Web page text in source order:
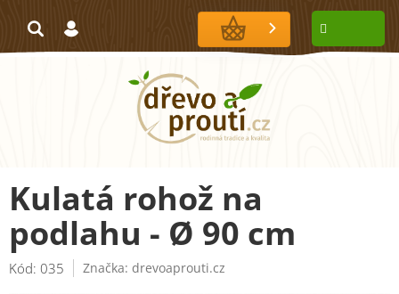
NÁKUPNÍ
KOŠÍK
Kulatá rohož na
podlahu - Ø 90 cm
Kód: 035 Značka: drevoaprouti.cz